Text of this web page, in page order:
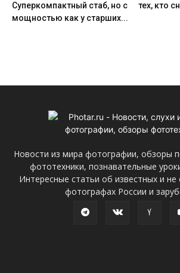
Cуперкомпактный стаб, но с
мощностью как у старших...
тех, кто
Новости из мира фотографии, обзоры
фототехники, познавательные
Интересные статьи об известных и не
фотографах России и